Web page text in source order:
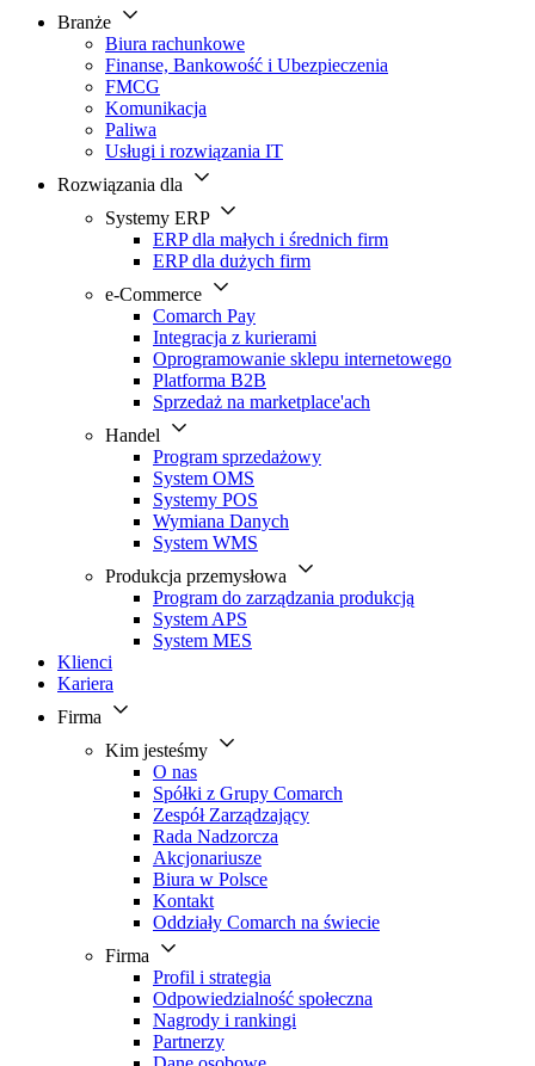
Branże
Biura rachunkowe
Finanse, Bankowość i Ubezpieczenia
FMCG
Komunikacja
Paliwa
Usługi i rozwiązania IT
Rozwiązania dla
Systemy ERP
ERP dla małych i średnich firm
ERP dla dużych firm
e-Commerce
Comarch Pay
Integracja z kurierami
Oprogramowanie sklepu internetowego
Platforma B2B
Sprzedaż na marketplace'ach
Handel
Program sprzedażowy
System OMS
Systemy POS
Wymiana Danych
System WMS
Produkcja przemysłowa
Program do zarządzania produkcją
System APS
System MES
Klienci
Kariera
Firma
Kim jesteśmy
O nas
Spółki z Grupy Comarch
Zespół Zarządzający
Rada Nadzorcza
Akcjonariusze
Biura w Polsce
Kontakt
Oddziały Comarch na świecie
Firma
Profil i strategia
Odpowiedzialność społeczna
Nagrody i rankingi
Partnerzy